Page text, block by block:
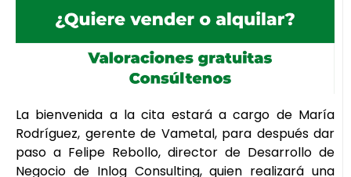
La bienvenida a la cita estará a cargo de María
Rodríguez, gerente de Vametal, para después dar
paso a Felipe Rebollo, director de Desarrollo de
Negocio de Inlog Consulting, quien realizará una